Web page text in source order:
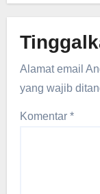
Alamat email
yang wajib
Komentar*